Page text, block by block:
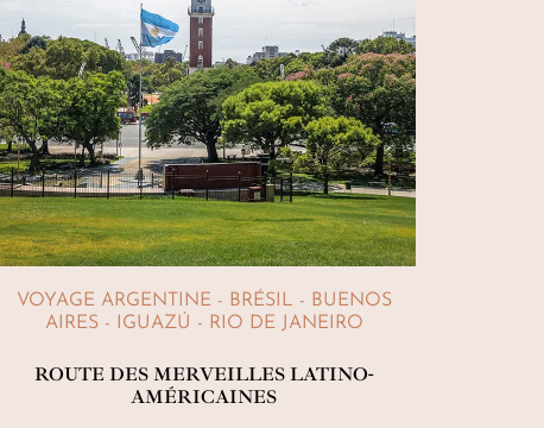
VOYAGE ARGENTINE - BRÉSIL - BUENOS
AIRES - IGUAZÚ - RIO DE JANEIRO
ROUTE DES MERVEILLES LATINO-
AMÉRICAINES